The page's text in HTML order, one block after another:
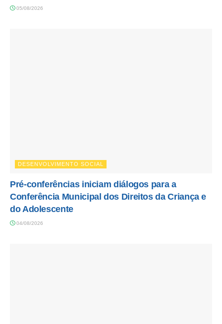
05/08/2026
DESENVOLVIMENTO SOCIAL
Pré-conferências iniciam diálogos para a
Conferência Municipal dos Direitos da Criança e
do Adolescente
04/08/2026